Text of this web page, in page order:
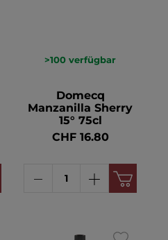
>100 verfügbar
Domecq
Manzanilla Sherry
15° 75cl
CHF 16.80